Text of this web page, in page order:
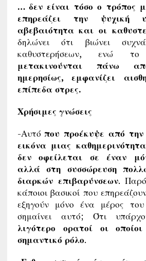
… δεν είναι τόσο ο τρόπος
επηρεάζει την ψυχική
αβεβαιότητα και οι
δηλώνει ότι βιώνει
καθυστερήσεων, ενώ το
μετακινούνται πάνω
ημερησίως, εμφανίζει
επίπεδα στρες.
Χρήσιμες γνώσεις
-Αυτόπου προέκυψε από την
εικόνα μιας
δεν οφείλεται σε έναν
αλλά στη συσσώρευση
διαρκών επιβαρύνσεων.
κάποιοι βασικοί που
εξηγούν μόνο ένα μέρος
σημαίνει αυτό; Ότι
λιγότερο ορατοί οι
σημαντικό ρόλο.